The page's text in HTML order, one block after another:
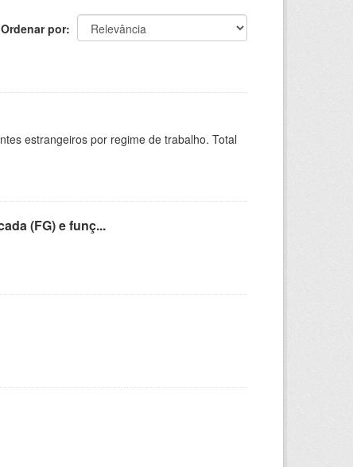
Ordenar por
estrangeiros por regime de trabalho. Total
(FG) e funç...